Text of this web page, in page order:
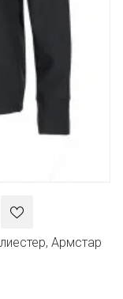
Армстар